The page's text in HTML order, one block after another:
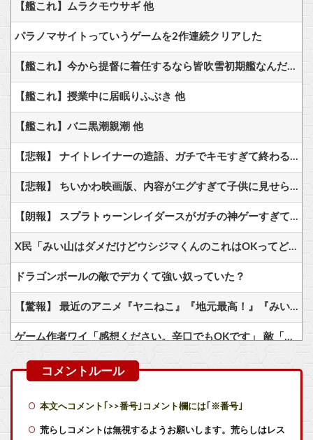
【艦これ】ムラクモウサギ 他
パラノマサイトっていうゲームを2作連続クリアした
【艦これ】今から提督に着任するなら皆吹雪初期艦なんだろうか
【艦これ】授業中に居眠りふぶき 他
【艦これ】バニ黒潮親潮 他
【悲報】 ナイトレイナーの造語、ガチでキモすぎて終わる…
【悲報】 ちいかわ映画版、内容がエグすぎて子供に見せられない
【朗報】 スプラトゥーンレイダースがガチの神ゲーすぎて世界中で大絶賛ｗｗｗｗｗｗｗ
X民「みい山はダメだけどウシジマくんのこれはOKってどういうこと？」⇒ 反論が殺到
ドラゴンボールの敵でデカくて強い奴っていた？
【驚報】 最近のアニメ『ヤニねこ』『地元最高！』『みいちゃんと山田さん』『ドカ食いダイスキ！ もちづきさん』
ゲーム作者ワイ「感想ください。辛口でもOKです」 敵「あれがだめ。これがだめ」
【画像】ポリコレ卒業のカプコン、スト6に可愛すぎるフィリピン人キャラ実装！
本文へコメント｢>>番号｣コメント欄には｢※番号｣
荒らしコメントは無視するようお願いします。荒らしはレス